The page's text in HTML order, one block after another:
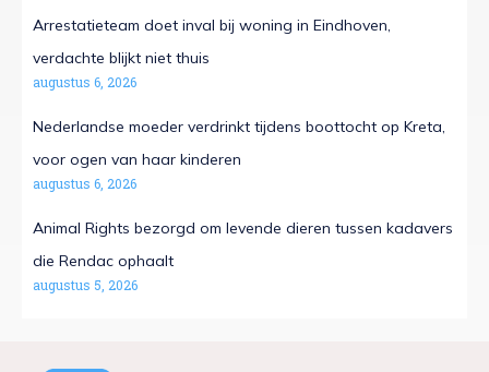
Arrestatieteam doet inval bij woning in Eindhoven,
verdachte blijkt niet thuis
augustus 6, 2026
Nederlandse moeder verdrinkt tijdens boottocht op Kreta,
voor ogen van haar kinderen
augustus 6, 2026
Animal Rights bezorgd om levende dieren tussen kadavers
die Rendac ophaalt
augustus 5, 2026